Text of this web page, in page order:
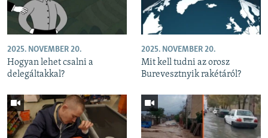
2025. NOVEMBER 20.
Hogyan lehet csalni a
delegáltakkal?
2025. NOVEMBER 20.
Mit kell tudni az orosz
Burevesztnyik rakétáról?